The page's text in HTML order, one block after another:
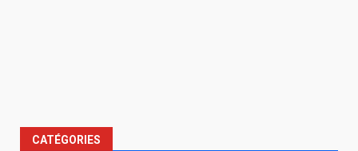
CATÉGORIES